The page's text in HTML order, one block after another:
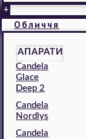
+
Обличчя
АПАРАТИ
Candela
Glace
Deep 2
Candela
Nordlys
Candela